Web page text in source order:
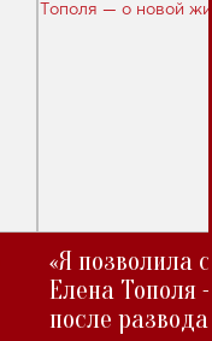
«Я позволила
Елена Тополя
после развода